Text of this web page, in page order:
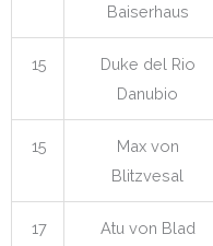
Baiserhaus
15
Duke del Rio
Danubio
15
Max von
Blitzvesal
17 Atu von Blad